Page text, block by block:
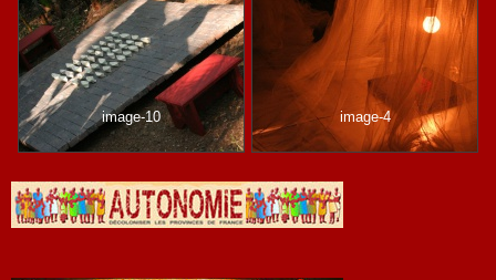
image-10 image-4